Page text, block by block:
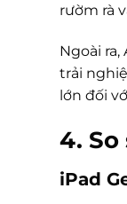
rườm rà
Ngoài
trải
lớn đối
4. So
iPad